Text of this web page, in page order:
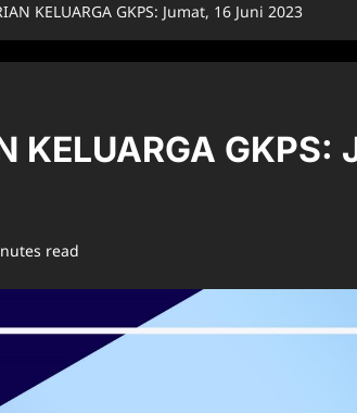
KELUARGA GKPS: Jumat, 16 Juni 2023
KELUARGA
read